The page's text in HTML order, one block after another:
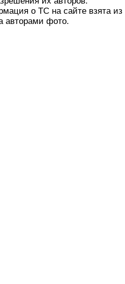
о ТС на сайте взята из
авторами фото.